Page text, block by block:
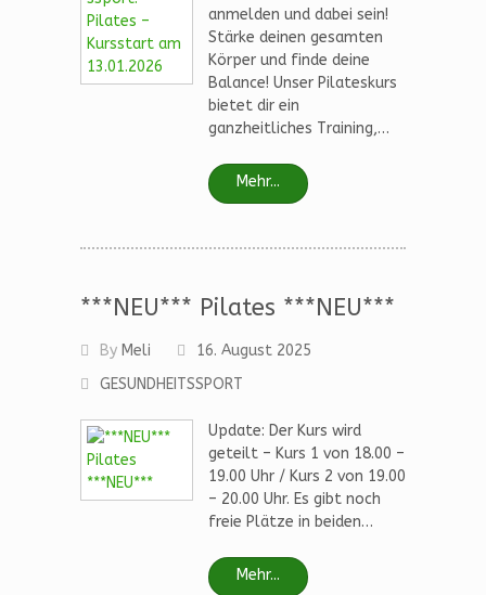
anmelden und dabei sein!
Stärke deinen gesamten
Körper und finde deine
Balance! Unser Pilateskurs
bietet dir ein
ganzheitliches Training,…
Mehr...
***NEU*** Pilates ***NEU***
By Meli
16. August 2025
GESUNDHEITSSPORT
Update: Der Kurs wird
geteilt – Kurs 1 von 18.00 –
19.00 Uhr / Kurs 2 von 19.00
– 20.00 Uhr. Es gibt noch
freie Plätze in beiden…
Mehr...